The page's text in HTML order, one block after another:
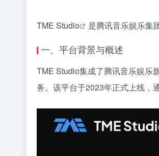
TME Studio 是腾讯音乐娱乐集
一、平台背景与概述
TME Studio集成了腾讯音乐娱乐
务。该平台于2023年正式上线，